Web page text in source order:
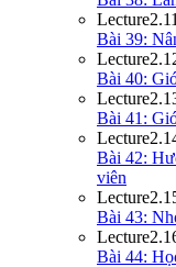
Lecture2.11
Bài 39:
Lecture
Bài 40:
Lecture
Bài 41:
Lecture
Bài 42:
viên
Lecture
Bài 43:
Lecture
Bài 44: